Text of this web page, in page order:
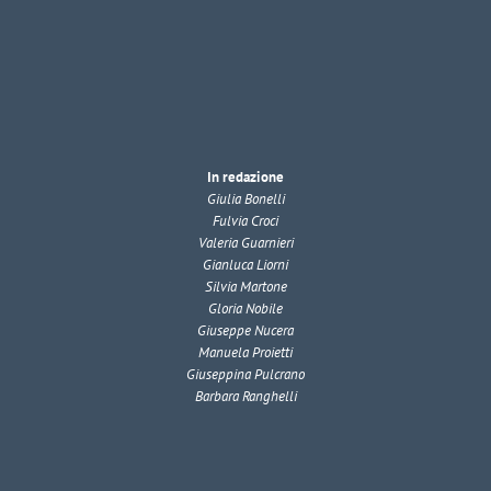
In redazione
Giulia Bonelli
Fulvia Croci
Valeria Guarnieri
Gianluca Liorni
Silvia Martone
Gloria Nobile
Giuseppe Nucera
Manuela Proietti
Giuseppina Pulcrano
Barbara Ranghelli